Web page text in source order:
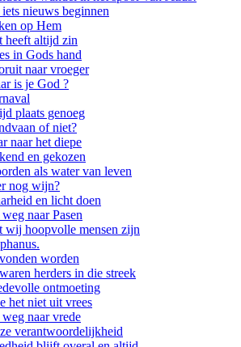
nieuws beginnen
op Hem
heeft altijd zin
in Gods hand
naar vroeger
is je God ?
plaats genoeg
of niet?
naar het diepe
en gekozen
als water van leven
nog wijn?
en licht doen
naar Pasen
wij hoopvolle mensen zijn
worden
herders in die streek
ontmoeting
het niet uit vrees
naar vrede
verantwoordelijkheid